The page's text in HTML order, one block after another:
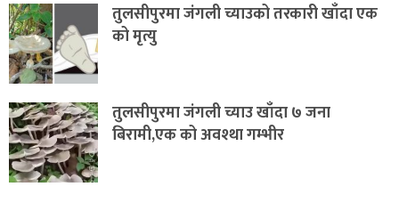
तुलसीपुरमा जंगली च्याउको तरकारी खाँदा एक
को मृत्यु
तुलसीपुरमा जंगली च्याउ खाँदा ७ जना
बिरामी,एक को अवश्था गम्भीर